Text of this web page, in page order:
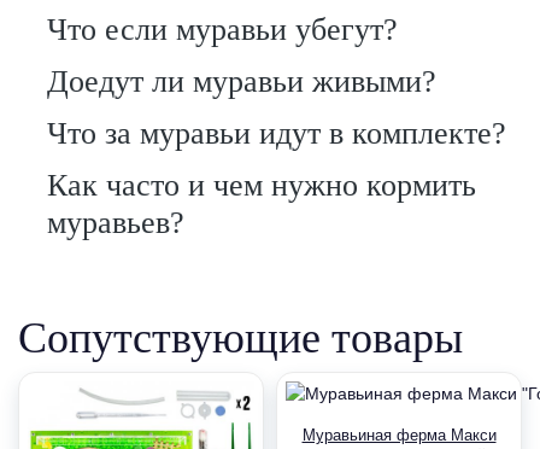
Что если муравьи убегут?
Доедут ли муравьи живыми?
Что за муравьи идут в комплекте?
Как часто и чем нужно кормить
муравьев?
Сопутствующие товары
Муравьиная ферма Макси